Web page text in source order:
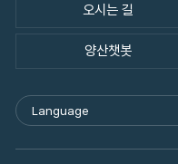
오시는 길
양산챗봇
Language
외
어